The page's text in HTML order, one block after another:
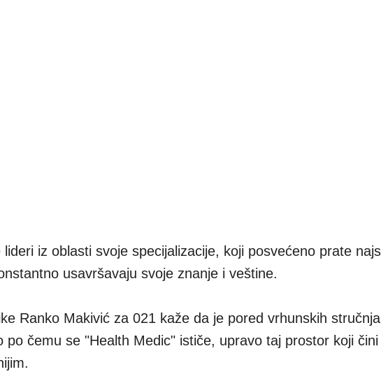
lideri iz oblasti svoje specijalizacije, koji posvećeno prate
usavršavaju svoje znanje i veštine.
Ranko Makivić za 021 kaže da je pored vrhunskih
po čemu se "Health Medic" ističe, upravo taj prostor koji čini